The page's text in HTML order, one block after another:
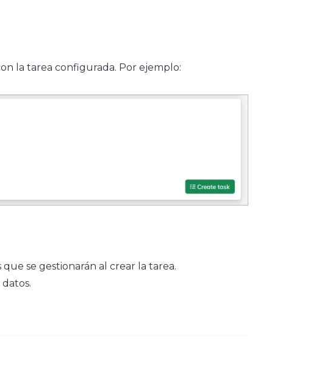
la tarea configurada. Por ejemplo:
se gestionarán al crear la tarea.